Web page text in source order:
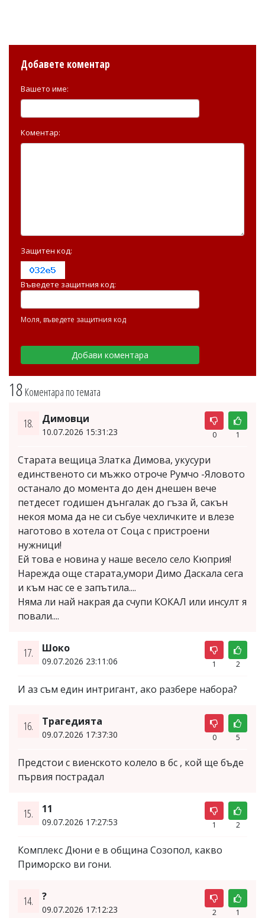
18 Коментара по темата
18. Димовци
10.07.2026 15:31:23 0 1
Старата вещица Златка Димова, укусури
единственото си мъжко отроче Румчо -Яловото
останало до момента до ден днешен вече
петдесет годишен дънгалак до гъза й, сакън
некоя мома да не си събуе чехличките и влезе
наготово в хотела от Соца с пристроени
нужници!
Ей това е новина у наше весело село Кюприя!
Нарежда още старата,умори Димо Даскала сега
и към нас се е запътила....
Няма ли най накрая да счупи КОКАЛ или инсулт я
повали....
17. Шоко
09.07.2026 23:11:06 1 2
И аз съм един интригант, ако разбере набора?
16. Трагедията
09.07.2026 17:37:30 0 5
Предстои с виенското колело в бс , кой ще бъде
първия пострадал
15. 11
09.07.2026 17:27:53 1 2
Комплекс Дюни е в община Созопол, какво
Приморско ви гони.
14. ?
09.07.2026 17:12:23 2 1
Добавете коментар
Вашето име:
Коментар:
Защитен код:
Въведете защитния код:
Моля, въведете защитния код